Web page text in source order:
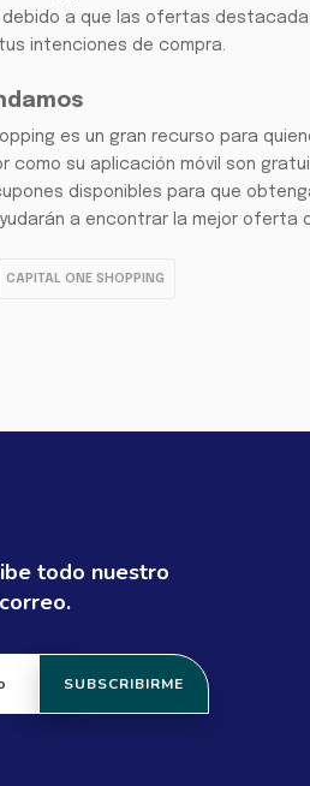
a que las ofertas
intenciones de compra.
es un gran recurso para
como su aplicación móvil son
disponibles para que
a encontrar la mejor oferta
CAPITAL ONE SHOPPING
todo nuestro